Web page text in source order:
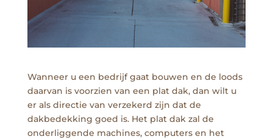
Wanneer u een bedrijf gaat bouwen en de loods
daarvan is voorzien van een plat dak, dan wilt u
er als directie van verzekerd zijn dat de
dakbedekking goed is. Het plat dak zal de
onderliggende machines, computers en het